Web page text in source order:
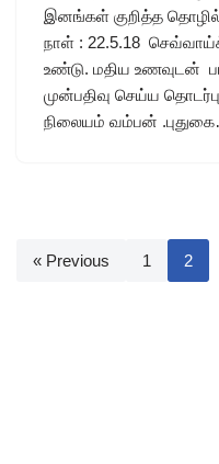
இனங்கள் குறித்த தொழில்
நாள் : 22.5.18
உண்டு. மதிய உணவுடன்
முன்பதிவு செய்ய
நிலையம் வம்பன்
« Previous 1 2